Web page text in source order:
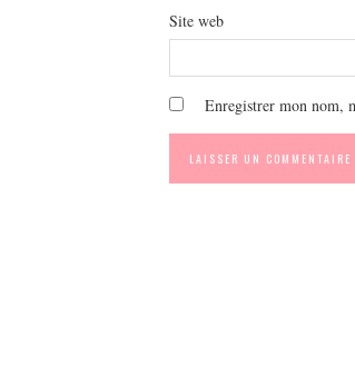
Site web
Enregistrer mon nom,